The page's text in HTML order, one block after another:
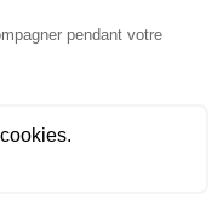
pendant votre